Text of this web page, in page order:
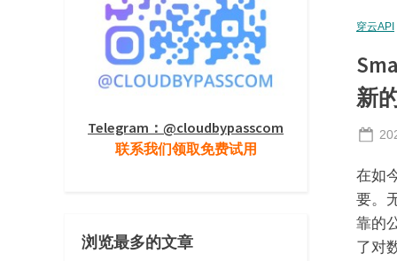
穿云API
新
在如
要。
靠的
了对
Telegram：@cloudbypasscom
联系我们领取免费试用
浏览最多的文章